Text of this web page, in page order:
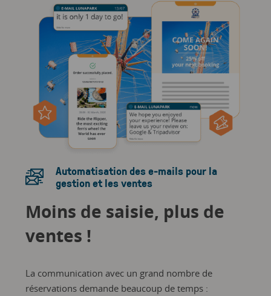
Automatisation des e-mails pour la
gestion et les ventes
Moins de saisie, plus de
ventes !
La communication avec un grand nombre de
réservations demande beaucoup de temps :